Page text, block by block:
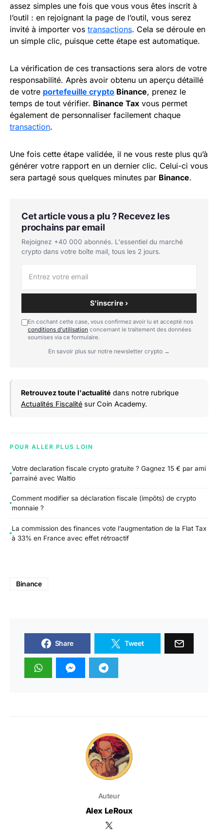
assez simples une fois que vous vous êtes inscrit à
l’outil : en rejoignant la page de l’outil, vous serez
invité à importer vos transactions. Cela se déroule en
un simple clic, puisque cette étape est automatique.
La vérification de ces transactions sera alors de votre
responsabilité. Après avoir obtenu un aperçu détaillé
de votre portefeuille crypto Binance, prenez le
temps de tout vérifier. Binance Tax vous permet
également de personnaliser facilement chaque
transaction.
Une fois cette étape validée, il ne vous reste plus qu’à
générer votre rapport en un dernier clic. Celui-ci vous
sera partagé sous quelques minutes par Binance.
Cet article vous a plu ? Recevez les
prochains par email
Rejoignez +40 000 abonnés. L'essentiel du marché
crypto dans votre boîte mail, tous les 2 jours.
S'inscrire ›
En cochant cette case, vous confirmez avoir lu et accepté nos
conditions d'utilisation concernant le traitement des données
soumises via ce formulaire.
En savoir plus sur notre newsletter crypto →
Retrouvez toute l'actualité dans notre rubrique
Actualités Fiscalité sur Coin Academy.
POUR ALLER PLUS LOIN
Votre declaration fiscale crypto gratuite ? Gagnez 15 € par ami
parrainé avec Waltio
Comment modifier sa déclaration fiscale (impôts) de crypto
monnaie ?
La commission des finances vote l’augmentation de la Flat Tax
à 33% en France avec effet rétroactif
Binance
Share Tweet
Auteur
Alex LeRoux